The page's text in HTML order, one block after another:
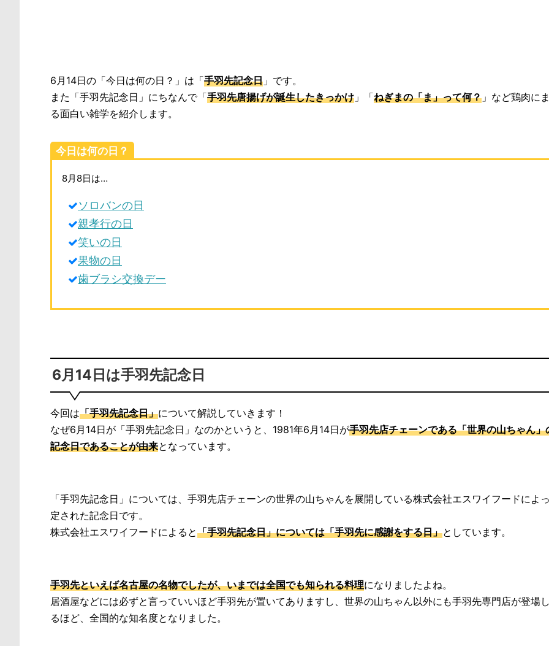
6月14日の「今日は何の日？」は「手羽先記念日 」です。
また「手羽先記念日」にちなんで「手羽先唐揚げが誕生したきっかけ 」「ねぎまの「ま」って何？ 」など鶏肉に
る面白い雑学を紹介します。
今日は何の日？
8月8日は…
ソロバンの日
親孝行の日
笑いの日
果物の日
歯ブラシ交換デー
6月14日は手羽先記念日
今回は「手羽先記念日」について解説していきます！
なぜ6月14日が「手羽先記念日」なのかというと、1981年6月14日が手羽先店チェーンである「世界の山ちゃん」
記念日であることが由来となっています。
「手羽先記念日」については、手羽先店チェーンの世界の山ちゃんを展開している株式会社エスワイフードによ
定された記念日です。
株式会社エスワイフードによると「手羽先記念日」については「手羽先に感謝をする日」としています。
手羽先といえば名古屋の名物でしたが、いまでは全国でも知られる料理になりましたよね。
居酒屋などには必ずと言っていいほど手羽先が置いてありますし、世界の山ちゃん以外にも手羽先専門店が登場
るほど、全国的な知名度となりました。